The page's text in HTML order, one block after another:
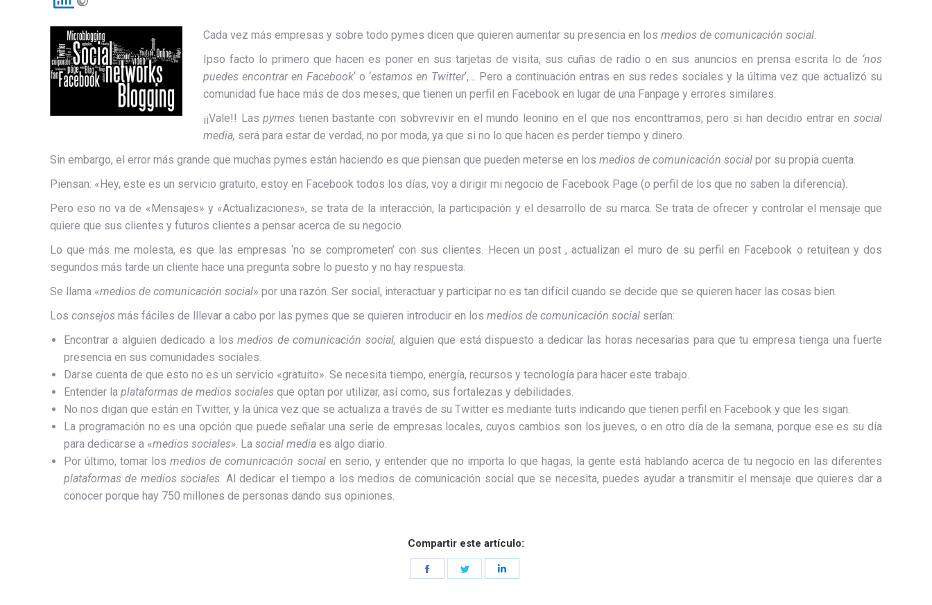
Cada vez más empresas y sobre todo pymes dicen que quieren aumentar su presencia en los medios de comunicación social.
Ipso facto lo primero que hacen es poner en sus tarjetas de visita, sus cuñas de radio o en sus anuncios en prensa escrita lo de ‘nos
puedes encontrar en Facebook‘ o ‘estamos en Twitter‘,… Pero a continuación entras en sus redes sociales y la última vez que actualizó su
comunidad fue hace más de dos meses, que tienen un perfil en Facebook en lugar de una Fanpage y errores similares.
¡¡Vale!! Las pymes tienen bastante con sobvrevivir en el mundo leonino en el que nos enconttramos, pero si han decidio entrar en social
media, será para estar de verdad, no por moda, ya que si no lo que hacen es perder tiempo y dinero.
Sin embargo, el error más grande que muchas pymes están haciendo es que piensan que pueden meterse en los medios de comunicación social por su propia cuenta.
Piensan: «Hey, este es un servicio gratuito, estoy en Facebook todos los días, voy a dirigir mi negocio de Facebook Page (o perfil de los que no saben la diferencia).
Pero eso no va de «Mensajes» y «Actualizaciones», se trata de la interacción, la participación y el desarrollo de su marca. Se trata de ofrecer y controlar el mensaje que
quiere que sus clientes y futuros clientes a pensar acerca de su negocio.
Lo que más me molesta, es que las empresas ‘no se comprometen’ con sus clientes. Hecen un post , actualizan el muro de su perfil en Facebook o retuitean y dos
segundos más tarde un cliente hace una pregunta sobre lo puesto y no hay respuesta.
Se llama «medios de comunicación social» por una razón. Ser social, interactuar y participar no es tan difícil cuando se decide que se quieren hacer las cosas bien.
Los consejos más fáciles de lllevar a cabo por las pymes que se quieren introducir en los medios de comunicación social serían:
Encontrar a alguien dedicado a losmedios de comunicación social, alguien que está dispuesto a dedicar las horas necesarias para que tu empresa tienga una fuerte
presencia en sus comunidades sociales.
Darse cuenta de que esto no es un servicio «gratuito». Se necesita tiempo, energía, recursos y tecnología para hacer este trabajo.
Entender la plataformas de medios sociales que optan por utilizar, así como, sus fortalezas y debilidades.
No nos digan que están en Twitter, y la única vez que se actualiza a través de su Twitter es mediante tuits indicando que tienen perfil en Facebook y que les sigan.
La programación no es una opción que puede señalar una serie de empresas locales, cuyos cambios son los jueves, o en otro día de la semana, porque ese es su día
para dedicarse a «medios sociales». La social media es algo diario.
Por último, tomar losmedios de comunicación socialen serio, y entender que no importa lo que hagas, la gente está hablando acerca de tu negocio en las diferentes
plataformas de medios sociales. Al dedicar el tiempo a los medios de comunicación social que se necesita, puedes ayudar a transmitir el mensaje que quieres dar a
conocer porque hay 750 millones de personas dando sus opiniones.
Compartir este artículo:
Share